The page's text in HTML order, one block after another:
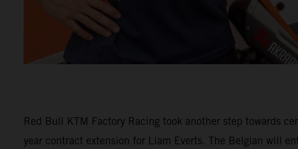
Red Bull KTM Factory Racing took another step towards
year contract extension for Liam Everts. The Belgian will